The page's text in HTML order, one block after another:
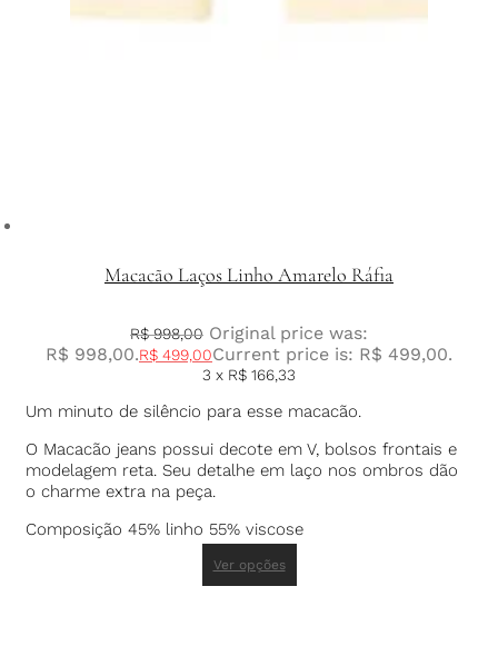
Macacão Laços Linho Amarelo Ráfia
R$998,00 Original price was:
R$ 998,00.R$ 499,00Current price is: R$ 499,00.
3 x R$ 166,33
Um minuto de silêncio para esse macacão.
O Macacão jeans possui decote em V, bolsos frontais e
modelagem reta. Seu detalhe em laço nos ombros dão
o charme extra na peça.
Composição 45% linho 55% viscose
Ver opções